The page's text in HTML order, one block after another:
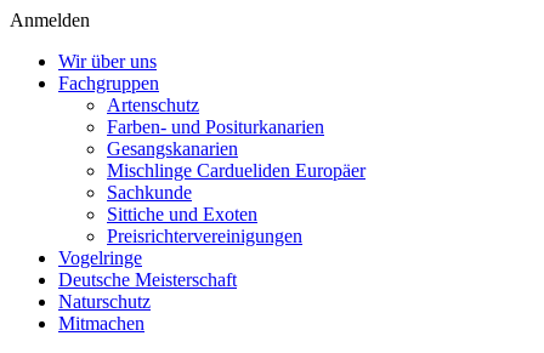
Anmelden
Wir über uns
Fachgruppen
Artenschutz
Farben- und Positurkanarien
Gesangskanarien
Mischlinge Cardueliden Europäer
Sachkunde
Sittiche und Exoten
Preisrichtervereinigungen
Vogelringe
Deutsche Meisterschaft
Naturschutz
Mitmachen